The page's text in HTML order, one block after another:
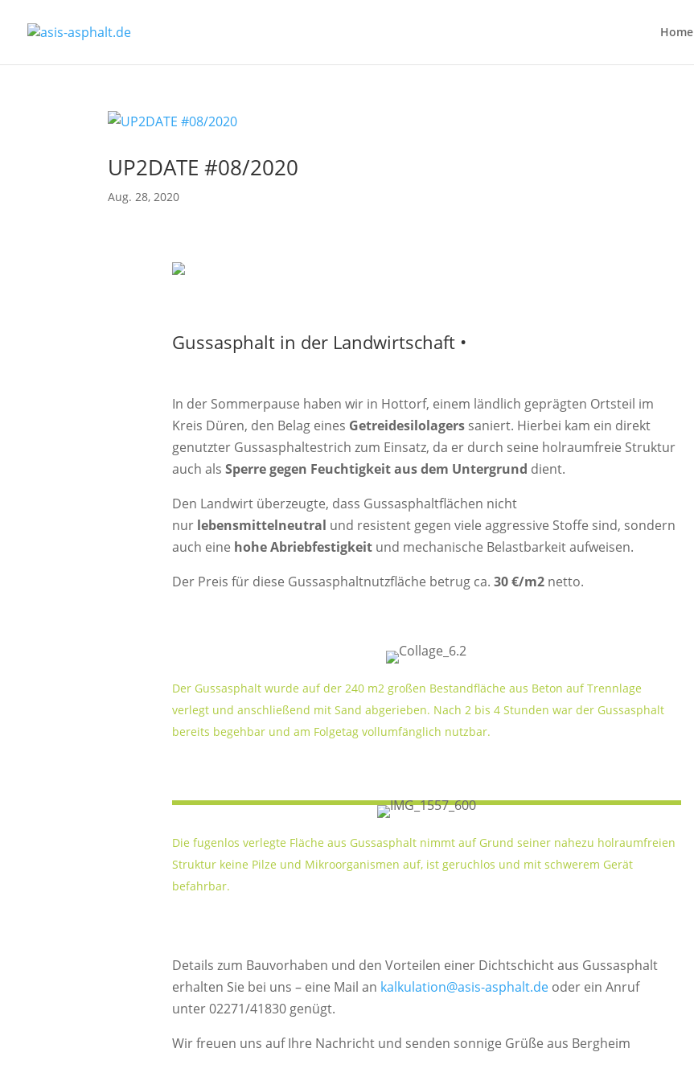
Home
UP2DATE #08/2020
Aug. 28, 2020
Gussasphalt in der Landwirtschaft •
In der Sommerpause haben wir in Hottorf, einem ländlich geprägten Ortsteil im
Kreis Düren, den Belag eines Getreidesilolagerssaniert. Hierbei kam ein direkt
genutzter Gussasphaltestrich zum Einsatz, da er durch seine holraumfreie Struktur
auch als Sperre gegen Feuchtigkeit aus dem Untergrund dient.
Den Landwirt überzeugte, dass Gussasphaltflächen nicht
nur lebensmittelneutral und resistent gegen viele aggressive Stoffe sind, sondern
auch eine hohe Abriebfestigkeitund mechanische Belastbarkeit aufweisen.
Der Preis für diese Gussasphaltnutzfläche betrug ca. 30 €/m2netto.
Der Gussasphalt wurde auf der 240 m2 großen Bestandfläche aus Beton auf Trennlage
verlegt und anschließend mit Sand abgerieben. Nach 2 bis 4 Stunden war der Gussasphalt
bereits begehbar und am Folgetag vollumfänglich nutzbar.
Die fugenlos verlegte Fläche aus Gussasphalt nimmt auf Grund seiner nahezu holraumfreien
Struktur keine Pilze und Mikroorganismen auf, ist geruchlos und mit schwerem Gerät
befahrbar.
Details zum Bauvorhaben und den Vorteilen einer Dichtschicht aus Gussasphalt
erhalten Sie bei uns – eine Mail an kalkulation@asis-asphalt.de oder ein Anruf
unter 02271/41830 genügt.
Wir freuen uns auf Ihre Nachricht und senden sonnige Grüße aus Bergheim